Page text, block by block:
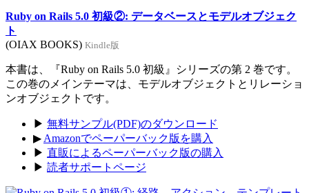
Ruby on Rails 5.0 初級②: データベースとモデルオブジェク
ト
(OIAX BOOKS) Kindle版
本書は、『Ruby on Rails 5.0 初級』シリーズの第 2 巻です。
この巻のメインテーマは、モデルオブジェクトとリレーショ
ンオブジェクトです。
▶ 無料サンプル(PDF)のダウンロード
▶ Amazonでペーパーバック版を購入
▶ 直販によるペーパーバック版の購入
▶ 読者サポートページ